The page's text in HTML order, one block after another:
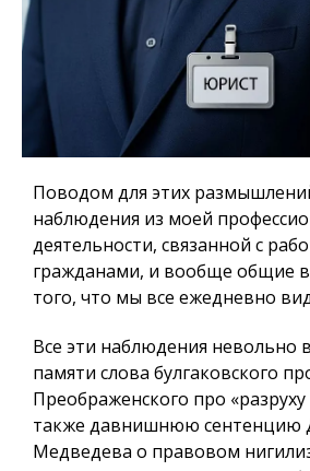
Поводом для этих
наблюдения из моей
деятельности, связанной с
гражданами, и вообще общие
того, что мы все ежедневно
Все эти наблюдения невольно
памяти слова булгаковского
Преображенского про «разруху
также давнишнюю сентенцию
Медведева о правовом